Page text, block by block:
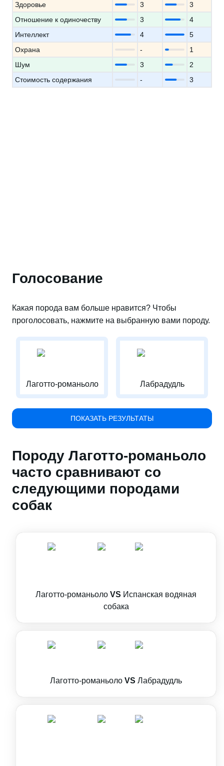
Здоровье
3
3
Отношение к одиночеству
3
4
Интеллект
4
5
Охрана
-
1
Шум
3
2
Стоимость содержания
- 3
Голосование
Какая порода вам больше нравится? Чтобы
проголосовать, нажмите на выбранную вами породу.
Лаготто-романьоло Лабрадудль
ПОКАЗАТЬ РЕЗУЛЬТАТЫ
Породу Лаготто-романьоло
часто сравнивают со
следующими породами
собак
Лаготто-романьоло VS Испанская водяная
собака
Лаготто-романьоло VS Лабрадудль